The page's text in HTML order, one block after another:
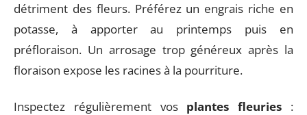
détriment des fleurs. Préférez un engrais riche en
potasse, à apporter au printemps puis en
préfloraison. Un arrosage trop généreux après la
floraison expose les racines à la pourriture.
Inspectez régulièrement vos plantes fleuries :